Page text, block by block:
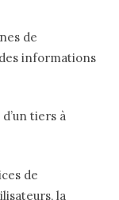
de
informations
tiers à
de
la